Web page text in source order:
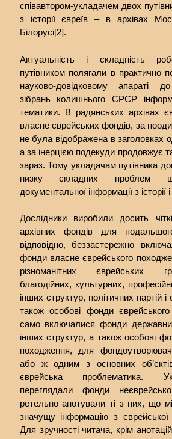
співавтором-укладачем двох
з історії євреїв – в архівах
Білорусі[2].
Актуальність і складність
путівником полягали в практично
науково-довідковому апараті
зібрань колишнього СРСР
тематики. В радянських архівах
власне єврейських фондів, за
не була відображена в заголовках
а за інерцією подекуди продовжує
зараз. Тому укладачам путівника
низку складних проблем
документальної інформації з історії
Дослідники виробили досить
архівних фондів для
відповідно, беззастережно
фонди власне єврейського
різноманітних єврейських
благодійних, культурних,
інших структур, політичних партій і
також особові фонди
само включалися фонди
інших структур, а також особові
походження, для
або ж одним з основних
єврейська проблематика.
переглядали фонди
ретельно анотували ті з них, що
значущу інформацію з єврейської
Для зручності читача, крім